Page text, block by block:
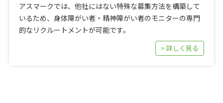
アスマークでは、他社にはない特殊な募集方法を構築して
いるため、身体障がい者・精神障がい者のモニターの専門
的なリクルートメントが可能です。
> 詳しく見る